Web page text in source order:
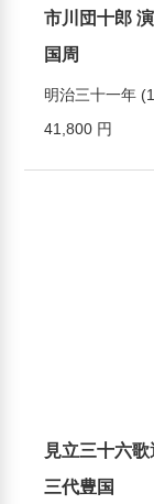
市川団十郎
国周
明治三十一年
41,800 円
見立三十六
三代豊国